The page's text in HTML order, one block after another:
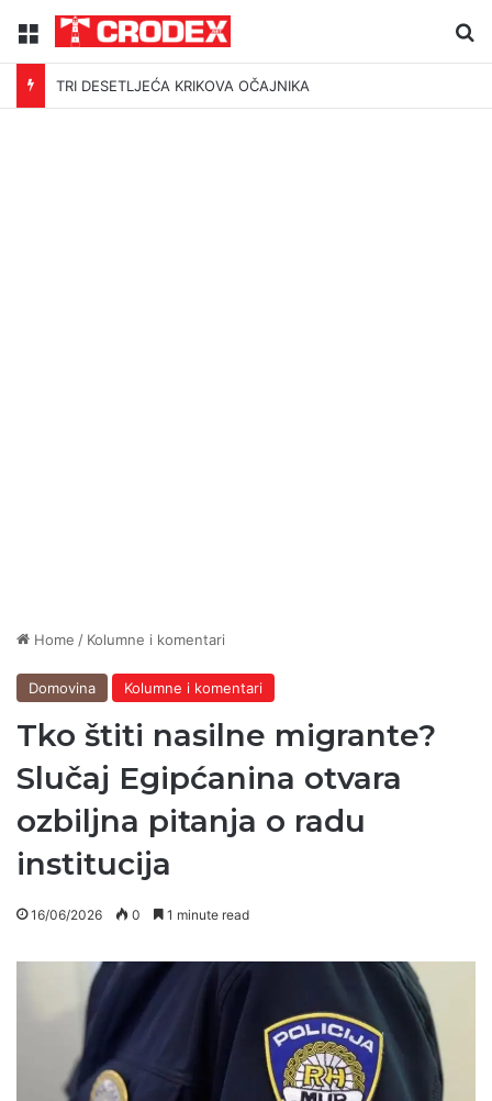
Menu
TRI DESETLJEĆA KRIKOVA OČAJNIKA
Home / Kolumne i komentari
Domovina Kolumne i komentari
Tko štiti nasilne migrante?
Slučaj Egipćanina otvara
ozbiljna pitanja o radu
institucija
16/06/2026 0 1 minute read